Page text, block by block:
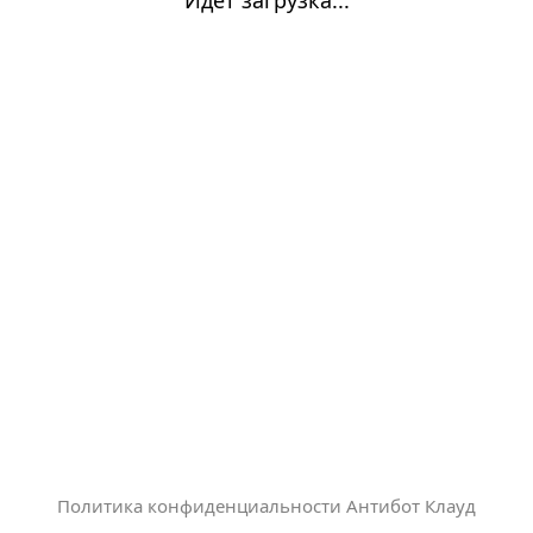
Политика конфиденциальности Антибот Клауд